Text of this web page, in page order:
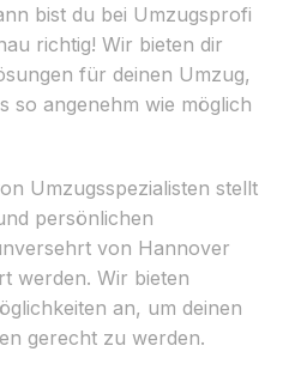
bist du bei Umzugsprofi
richtig! Wir bieten dir
für deinen Umzug,
so angenehm wie möglich
Umzugsspezialisten stellt
persönlichen
von Hannover
werden. Wir bieten
an, um deinen
gerecht zu werden.